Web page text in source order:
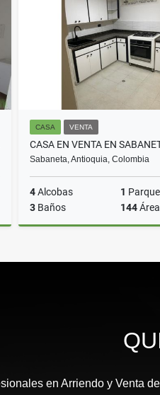
$250.000.000
CASA VENTA
Sabaneta, Antioquia, Colombia
4Alcobas 1
3 Baños 144
en Arriendo y Venta